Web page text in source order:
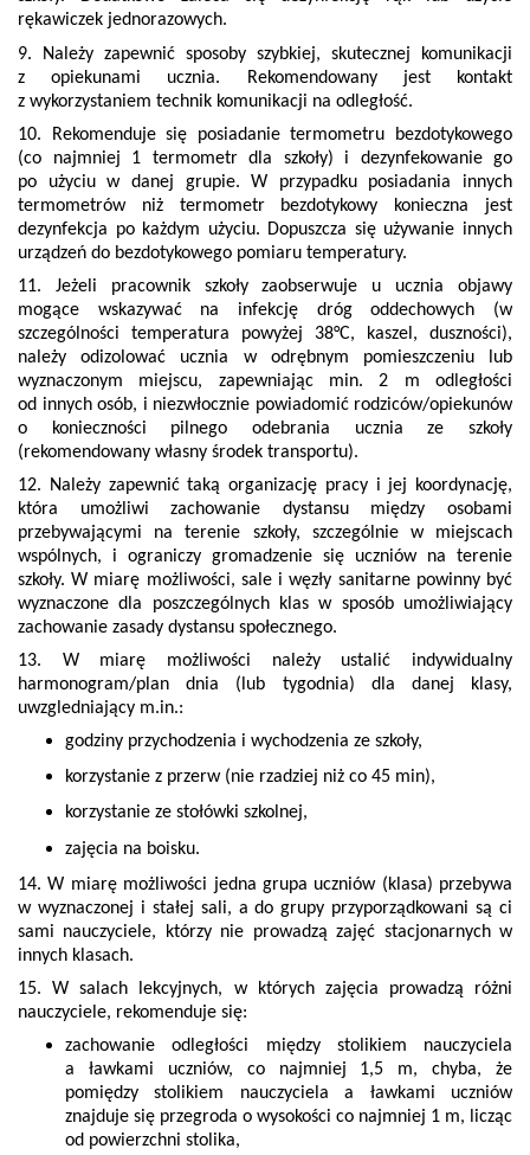
rękawiczek jednorazowych.
9. Należy zapewnić sposoby szybkiej, skutecznej komunikacji
z opiekunami ucznia. Rekomendowany jest kontakt
z wykorzystaniem technik komunikacji na odległość.
10. Rekomenduje się posiadanie termometru bezdotykowego
(co najmniej 1 termometr dla szkoły) i dezynfekowanie go
po użyciu w danej grupie. W przypadku posiadania innych
termometrów niż termometr bezdotykowy konieczna jest
dezynfekcja po każdym użyciu. Dopuszcza się używanie innych
urządzeń do bezdotykowego pomiaru temperatury.
11. Jeżeli pracownik szkoły zaobserwuje u ucznia objawy
mogące wskazywać na infekcję dróg oddechowych (w
szczególności temperatura powyżej 38°C, kaszel, duszności),
należy odizolować ucznia w odrębnym pomieszczeniu lub
wyznaczonym miejscu, zapewniając min. 2 m odległości
od innych osób, i niezwłocznie powiadomić rodziców/opiekunów
o konieczności pilnego odebrania ucznia ze szkoły
(rekomendowany własny środek transportu).
12. Należy zapewnić taką organizację pracy i jej koordynację,
która umożliwi zachowanie dystansu między osobami
przebywającymi na terenie szkoły, szczególnie w miejscach
wspólnych, i ograniczy gromadzenie się uczniów na terenie
szkoły. W miarę możliwości, sale i węzły sanitarne powinny być
wyznaczone dla poszczególnych klas w sposób umożliwiający
zachowanie zasady dystansu społecznego.
13. W miarę możliwości należy ustalić indywidualny
harmonogram/plan dnia (lub tygodnia) dla danej klasy,
uwzgledniający m.in.:
godziny przychodzenia i wychodzenia ze szkoły,
korzystanie z przerw (nie rzadziej niż co 45 min),
korzystanie ze stołówki szkolnej,
zajęcia na boisku.
14. W miarę możliwości jedna grupa uczniów (klasa) przebywa
w wyznaczonej i stałej sali, a do grupy przyporządkowani są ci
sami nauczyciele, którzy nie prowadzą zajęć stacjonarnych w
innych klasach.
15. W salach lekcyjnych, w których zajęcia prowadzą różni
nauczyciele, rekomenduje się:
zachowanie odległości między stolikiem nauczyciela
a ławkami uczniów, co najmniej 1,5 m, chyba, że
pomiędzy stolikiem nauczyciela a ławkami uczniów
znajduje się przegroda o wysokości co najmniej 1 m, licząc
od powierzchni stolika,